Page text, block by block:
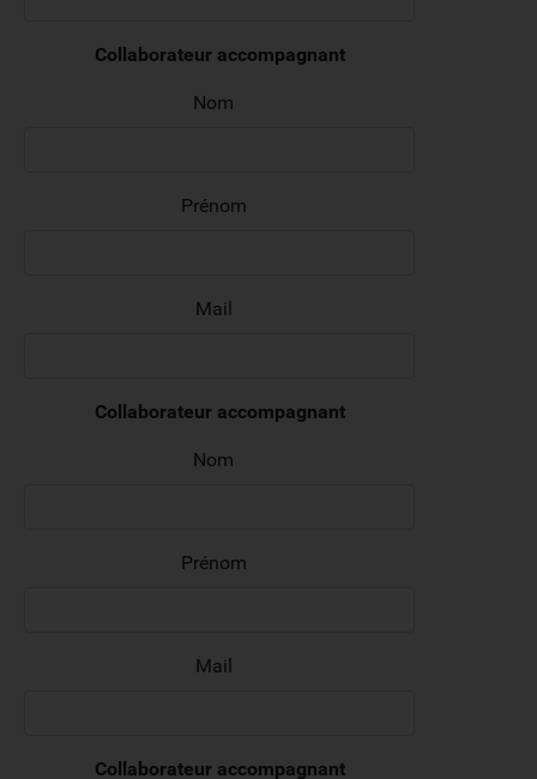
Collaborateur accompagnant
Nom
Prénom
Mail
Collaborateur accompagnant
Nom
Prénom
Mail
Collaborateur accompagnant